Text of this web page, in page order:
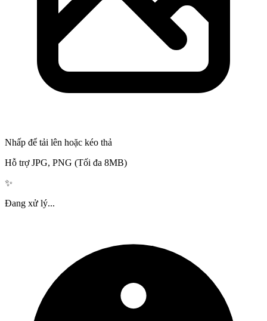
Nhấp để tải lên hoặc kéo thả
Hỗ trợ JPG, PNG (Tối đa 8MB)
✨
Đang xử lý...